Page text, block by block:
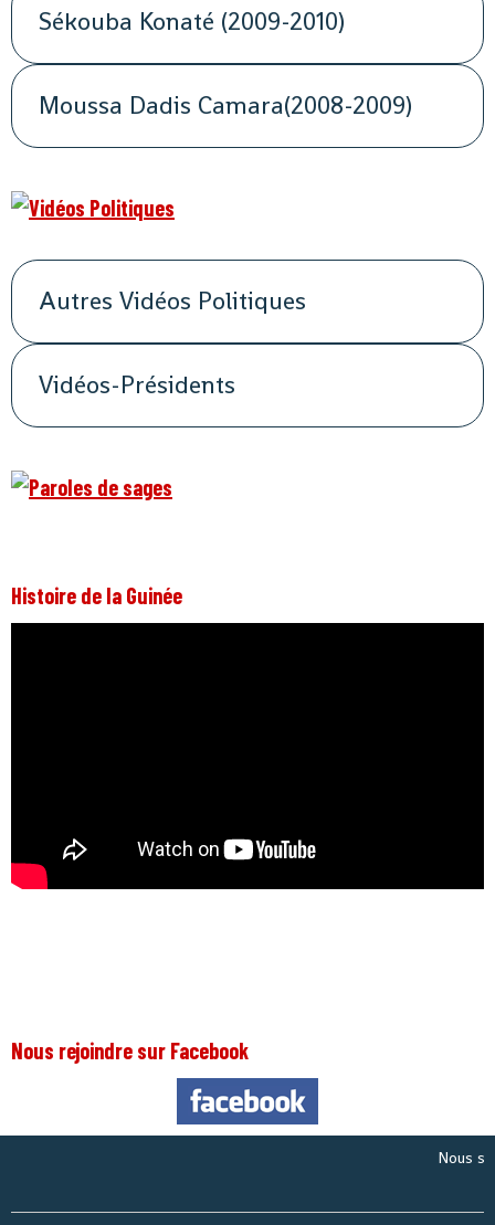
Sékouba Konaté (2009-2010)
Moussa Dadis Camara(2008-2009)
Autres Vidéos Politiques
Vidéos-Présidents
Histoire de la Guinée
Nous rejoindre sur Facebook
Nous